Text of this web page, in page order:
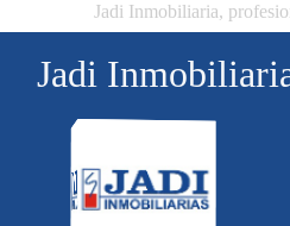
Jadi Inmobiliaria,
Jadi